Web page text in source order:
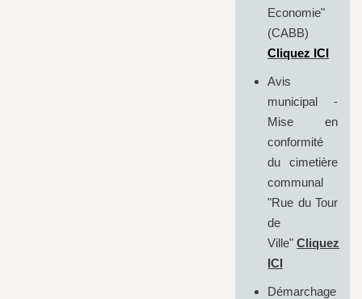
Economie"
(CABB)
Cliquez ICI
Avis
municipal -
Mise en
conformité
du cimetière
communal
"Rue du Tour
de
Ville"Cliquez
ICI
Démarchage